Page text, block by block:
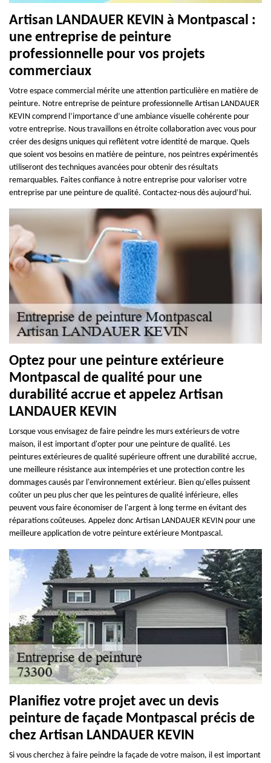
Artisan LANDAUER KEVIN à Montpascal :
une entreprise de peinture
professionnelle pour vos projets
commerciaux
Votre espace commercial mérite une attention particulière en matière de
peinture. Notre entreprise de peinture professionnelle Artisan LANDAUER
KEVIN comprend l’importance d’une ambiance visuelle cohérente pour
votre entreprise. Nous travaillons en étroite collaboration avec vous pour
créer des designs uniques qui reflètent votre identité de marque. Quels
que soient vos besoins en matière de peinture, nos peintres expérimentés
utiliseront des techniques avancées pour obtenir des résultats
remarquables. Faites confiance à notre entreprise pour valoriser votre
entreprise par une peinture de qualité. Contactez-nous dès aujourd’hui.
Optez pour une peinture extérieure
Montpascal de qualité pour une
durabilité accrue et appelez Artisan
LANDAUER KEVIN
Lorsque vous envisagez de faire peindre les murs extérieurs de votre
maison, il est important d'opter pour une peinture de qualité. Les
peintures extérieures de qualité supérieure offrent une durabilité accrue,
une meilleure résistance aux intempéries et une protection contre les
dommages causés par l'environnement extérieur. Bien qu'elles puissent
coûter un peu plus cher que les peintures de qualité inférieure, elles
peuvent vous faire économiser de l'argent à long terme en évitant des
réparations coûteuses. Appelez donc Artisan LANDAUER KEVIN pour une
meilleure application de votre peinture extérieure Montpascal.
Planifiez votre projet avec un devis
peinture de façade Montpascal précis de
chez Artisan LANDAUER KEVIN
Si vous cherchez à faire peindre la façade de votre maison, il est important